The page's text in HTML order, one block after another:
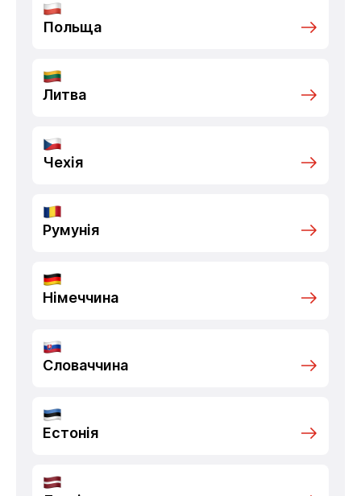
Польща
Литва
Чехія
Румунія
Німеччина
Словаччина
Естонія